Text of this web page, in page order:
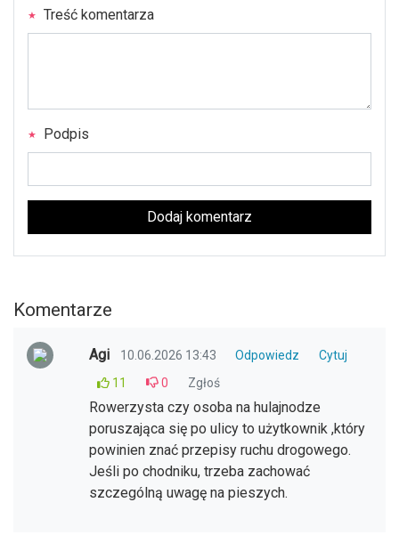
Treść komentarza
Podpis
Dodaj komentarz
Komentarze
Agi 10.06.2026 13:43 Odpowiedz
Cytuj
11
0 Zgłoś
Rowerzysta czy osoba na hulajnodze
poruszająca się po ulicy to użytkownik ,który
powinien znać przepisy ruchu drogowego.
Jeśli po chodniku, trzeba zachować
szczególną uwagę na pieszych.